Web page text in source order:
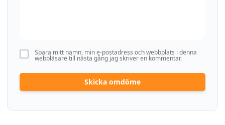
Spara mitt namn, min e-postadress och webbplats i denna
webbläsare till nästa gång jag skriver en kommentar.
Skicka omdöme